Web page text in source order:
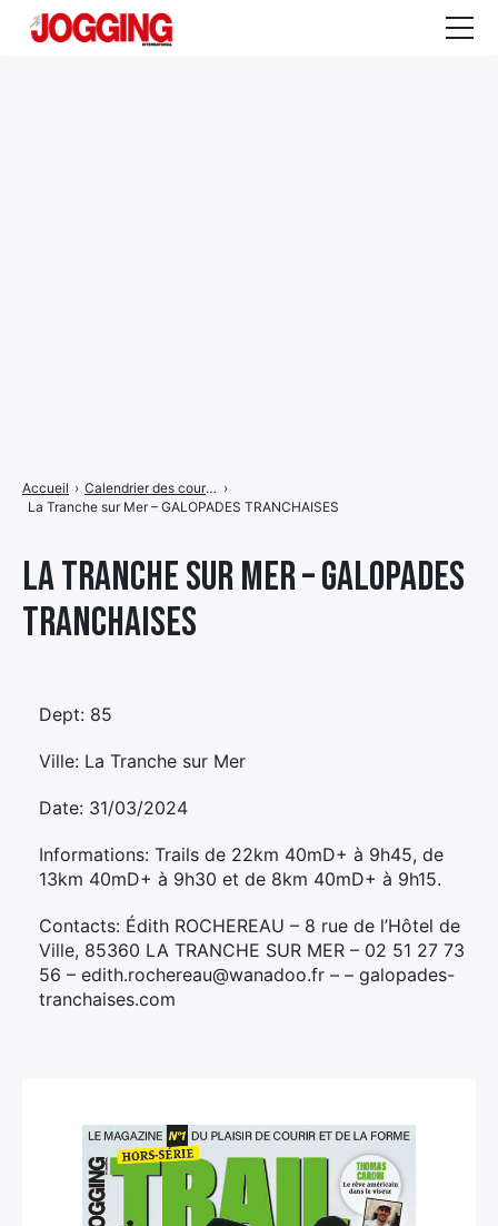
La Tranche sur Mer – GALOPADES
TRANCHAISES
Accueil › Calendrier des courses ›
La Tranche sur Mer – GALOPADES TRANCHAISES
Dept: 85
Ville: La Tranche sur Mer
Date: 31/03/2024
Informations: Trails de 22km 40mD+ à 9h45, de
13km 40mD+ à 9h30 et de 8km 40mD+ à 9h15.
Contacts: Édith ROCHEREAU – 8 rue de l’Hôtel de
Ville, 85360 LA TRANCHE SUR MER – 02 51 27 73
56 – edith.rochereau@wanadoo.fr – – galopades-
tranchaises.com
de
menu
Élément
de
Élément